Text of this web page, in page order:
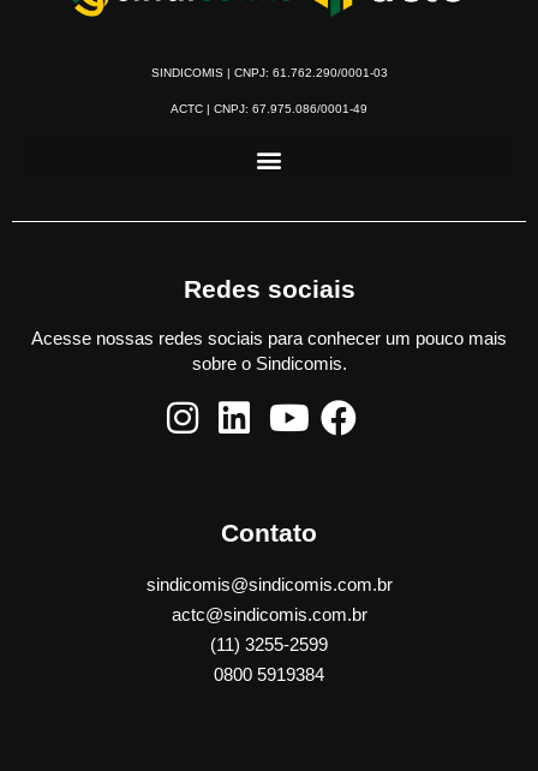
SINDICOMIS | CNPJ: 61.762.290/0001-03
ACTC | CNPJ: 67.975.086/0001-49
Redes sociais
Acesse nossas redes sociais para conhecer um pouco mais
sobre o Sindicomis.
Contato
sindicomis@sindicomis.com.br
actc@sindicomis.com.br
(11) 3255-2599
0800 5919384